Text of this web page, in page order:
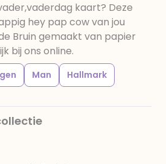
kaart? Deze
hey pap cow van jou
Bruin gemaakt van papier
bij ons online.
Man Hallmark